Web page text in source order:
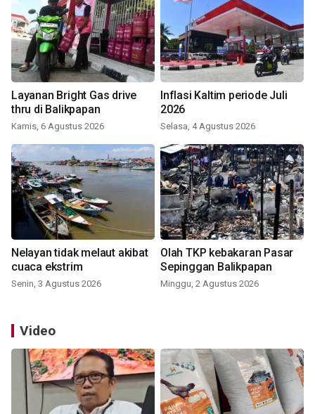
Layanan Bright Gas drive
thru di Balikpapan
Kamis, 6 Agustus 2026
Inflasi Kaltim periode Juli
2026
Selasa, 4 Agustus 2026
Nelayan tidak melaut akibat
cuaca ekstrim
Senin, 3 Agustus 2026
Olah TKP kebakaran Pasar
Sepinggan Balikpapan
Minggu, 2 Agustus 2026
Video